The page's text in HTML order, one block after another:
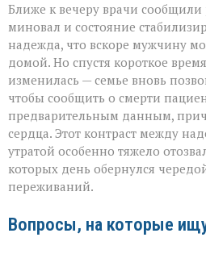
Ближе к вечеру врачи
миновал и состояние
надежда, что вскоре мужчину
домой. Но спустя короткое
изменилась — семье вновь
чтобы сообщить о смерти
предварительным данным,
сердца. Этот контраст между
утратой особенно тяжело
которых день обернулся
переживаний.
Вопросы, на которые